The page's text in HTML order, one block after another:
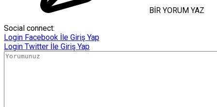
BİR YORUM YAZ
Social connect:
Login Facebook İle Giriş Yap
Login Twitter İle Giriş Yap